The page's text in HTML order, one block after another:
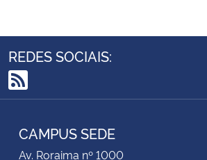
REDES SOCIAIS:
RSS
CAMPUS SEDE
Av. Roraima nº 1000